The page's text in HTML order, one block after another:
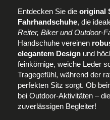
Entdecken Sie die original
Fahrhandschuhe, die
Reiter, Biker und Outdoor-
Handschuhe vereinen
elegantem Design und
feinkörnige, weiche Leder
Tragegefühl, während der
perfekten Sitz sorgt. Ob
bei Outdoor-Aktivitäten –
zuverlässigen Begleiter!